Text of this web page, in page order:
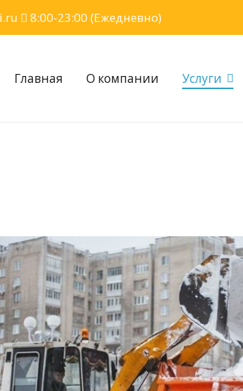
8:00-23:00 (Ежедневно)
мусора
Главная О компании Услуги